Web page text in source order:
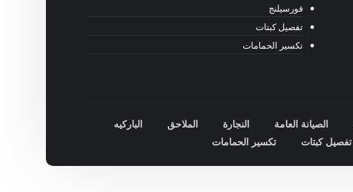
فورسيلنج
تفصيل كبتات
تكسير الحمامات
الصيانة العامة النجارة الملاحق
الباركيه
تفصيل كبتات تكسير الحمامات